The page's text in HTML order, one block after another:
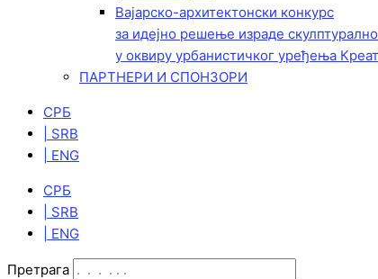
Вајарско-архитектонски конкурс
за идејно решење израде
у оквиру урбанистичког уређења
ПАРТНЕРИ И СПОНЗОРИ
СРБ
| SRB
| ENG
СРБ
| SRB
| ENG
Претрага